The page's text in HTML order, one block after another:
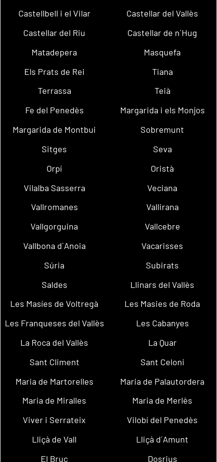
Castellbell i el Vilar
Castellar del Vallès
Castellar del Riu
Castellar de n´Hug
Matadepera
Masquefa
Els Prats de Rei
Tiana
Terrassa
Teià
Fe del Penedès
Margarida i els Monjos
Margarida de Montbui
Sobremunt
Sitges
Seva
Orpí
Oristà
Vilalba Sasserra
Veciana
Vallromanes
Vallirana
Vallgorguina
Vallcebre
Vallbona d´Anoia
Vacarisses
Súria
Subirats
Saldes
Llinars del Vallès
Les Masíes de Voltregà
Les Masies de Roda
Les Franqueses del Vallès
Les Cabanyes
La Roca del Vallès
La Quar
Sant Climent
Sant Celoni
Maria de Martorelles
Maria de Palautordera
Maria de Miralles
Maria de Merlès
Viver i Serrateix
Vilobí del Penedès
Lliçà de Vall
Lliçà d´Amunt
El Bruc
Dosrius